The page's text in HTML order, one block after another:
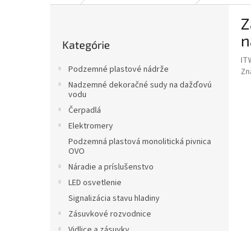
kategórie
Kategórie
Podzemné plastové nádrže
Nadzemné dekoračné sudy na dažďovú
vodu
Čerpadlá
Elektromery
Podzemná plastová monolitická pivnica
OVO
Náradie a príslušenstvo
LED osvetlenie
Signalizácia stavu hladiny
Zásuvkové rozvodnice